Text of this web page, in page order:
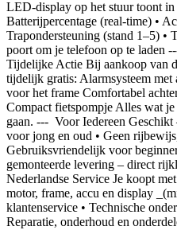
LED-display op het stuur toont in
Batterijpercentage (real-time) •
Trapondersteuning (stand 1–5) •
poort om je telefoon op te laden
Tijdelijke Actie Bij aankoop van
tijdelijk gratis: Alarmsysteem met
voor het frame Comfortabel
Compact fietspompje Alles wat
gaan. --- ‍‍ Voor Iedereen
voor jong en oud • Geen
Gebruiksvriendelijk voor
gemonteerde levering – direct
Nederlandse Service Je koopt
motor, frame, accu en display
klantenservice • Technische
Reparatie, onderhoud en